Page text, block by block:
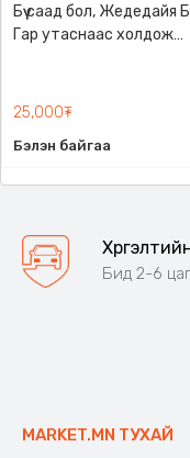
Бүү саад бол, Жедедайя
Гар утаснаас холдож
9789919235192
25,000₮
Бэлэн байгаа
Бид 2-6
MARKET.MN ТУХАЙ